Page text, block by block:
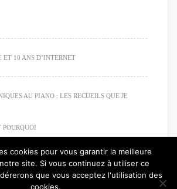
ET 10 ANS D’INTERNET
AU PIANO : LES RECUEILS QUE JE
POURQUOI
cookies pour vous garantir la meilleure
site. Si vous continuez à utiliser ce
que vous acceptez l'utilisation des
cookies.